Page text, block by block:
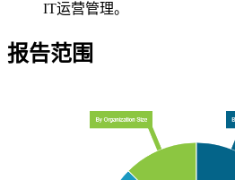
IT运营管理。
报告范围